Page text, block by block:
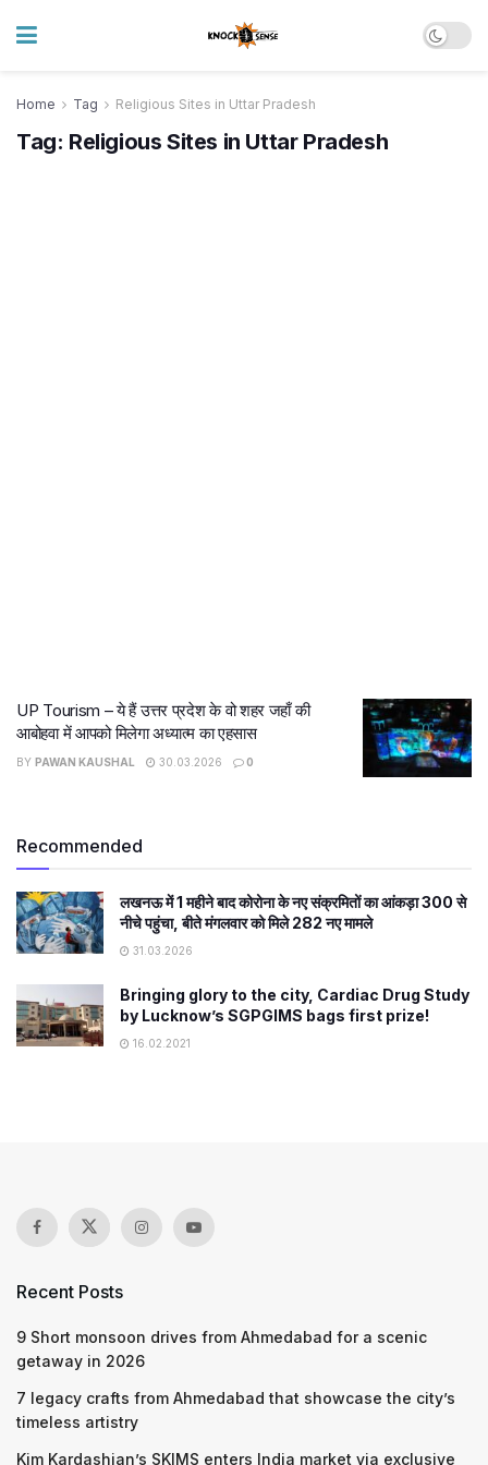
Home Tag Religious Sites in Uttar Pradesh
Tag: Religious Sites in Uttar Pradesh
UP Tourism – ये हैं उत्तर प्रदेश के वो शहर जहाँ की
आबोहवा में आपको मिलेगा अध्यात्म का एहसास
BY PAWAN KAUSHAL 30.03.2026 0
Recommended
लखनऊ में 1 महीने बाद कोरोना के नए संक्रमितों का आंकड़ा 300 से
नीचे पहुंचा, बीते मंगलवार को मिले 282 नए मामले
31.03.2026
Bringing glory to the city, Cardiac Drug Study
by Lucknow’s SGPGIMS bags first prize!
16.02.2021
Recent Posts
9 Short monsoon drives from Ahmedabad for a scenic
getaway in 2026
7 legacy crafts from Ahmedabad that showcase the city’s
timeless artistry
Kim Kardashian’s SKIMS enters India market via exclusive